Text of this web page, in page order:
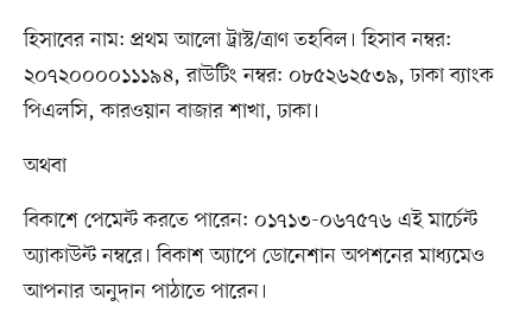
হিসাবের নাম: প্রথম আলো ট্রাস্ট/ত্রাণ তহবিল। হিসাব নম্বর:
২০৭২০০০০১১১৯৪, রাউটিং নম্বর: ০৮৫২৬২৫৩৯, ঢাকা ব্যাংক
পিএলসি, কারওয়ান বাজার শাখা, ঢাকা।
অথবা
বিকাশে পেমেন্ট করতে পারেন: ০১৭১৩-০৬৭৫৭৬ এই মার্চেন্ট
অ্যাকাউন্ট নম্বরে। বিকাশ অ্যাপে ডোনেশান অপশনের মাধ্যমেও
আপনার অনুদান পাঠাতে পারেন।